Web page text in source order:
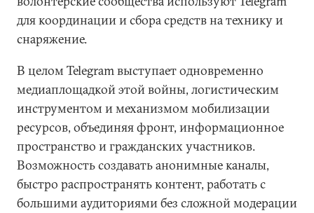
для координации и сбора средств на технику и
снаряжение.
В целом Telegram выступает одновременно
медиаплощадкой этой войны, логистическим
инструментом и механизмом мобилизации
ресурсов, объединяя фронт, информационное
пространство и гражданских участников.
Возможность создавать анонимные каналы,
быстро распространять контент, работать с
большими аудиториями без сложной модерации